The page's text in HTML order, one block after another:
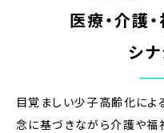
医療・介護
シ
目覚ましい少子高齢化によ
念に基づきながら介護や福